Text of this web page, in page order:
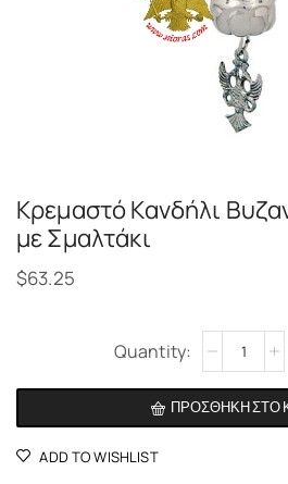
Κρεμαστό Κανδήλι
με Σμαλτάκι
$63.25
ΠΡΟΣΘΉΚΗ ΣΤΟ
ADD TO WISHLIST